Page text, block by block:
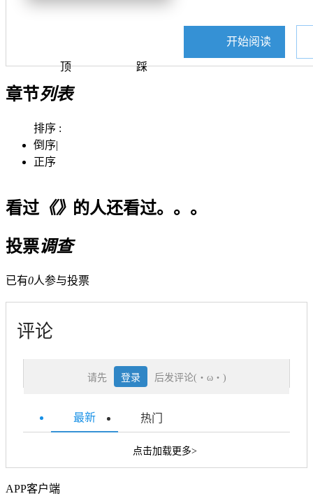
顶 踩
开始阅读
章节列表
排序 :
倒序|
正序
看过《》 的人还看过。。。
投票调查
已有0人参与投票
评论
请先 登录 后发评论(・ω・)
最新 热门
点击加载更多>
APP客户端